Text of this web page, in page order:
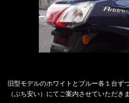
旧型モデルのホワイトとブルー各１台ず
（ぶち安い）にてご案内させていただきま